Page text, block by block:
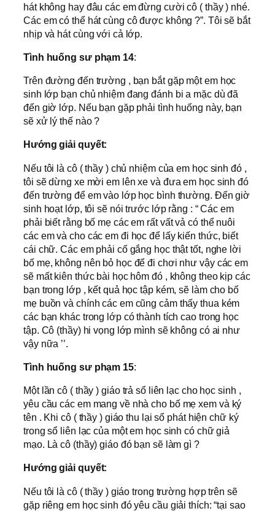
hát không hay đâu các em đừng cười cô ( thầy ) nhé.
Các em có thể hát cùng cô được không ?”. Tôi sẽ bắt
nhịp và hát cùng với cả lớp.
Tình huống sư phạm 14:
Trên đường đến trường , bạn bắt gặp một em học
sinh lớp bạn chủ nhiệm đang đánh bi a mặc dù đã
đến giờ lớp. Nếu bạn gặp phải tình huống này, bạn
sẽ xử lý thế nào ?
Hướng giải quyết:
Nếu tôi là cô ( thầy ) chủ nhiệm của em học sinh đó ,
tôi sẽ dừng xe mời em lên xe và đưa em học sinh đó
đến trường để em vào lớp học bình thường. Đến giờ
sinh hoạt lớp, tôi sẽ nói trước lớp rằng : “ Các em
phải biết rằng bố mẹ các em rất vất vả có thể nuôi
các em và cho các em đi học để lấy kiến thức, biết
cái chữ. Các em phải cố gắng học thật tốt, nghe lời
bố mẹ, không nên bỏ học để đi chơi như vậy các em
sẽ mất kiên thức bài học hôm đó , không theo kịp các
bạn trong lớp , kết quả học tập kém, sẽ làm cho bố
mẹ buồn và chính các em cũng cảm thấy thua kém
các bạn khác trong lớp có thành tích cao trong học
tập. Cô (thầy) hi vọng lớp mình sẽ không có ai như
vậy nữa ’’.
Tình huống sư phạm 15:
Một lần cô ( thầy ) giáo trả sổ liên lạc cho học sinh ,
yêu cầu các em mang về nhà cho bố mẹ xem và ký
tên . Khi cô ( thầy ) giáo thu lại sổ phát hiện chữ ký
trong sổ liên lạc của một em học sinh có chữ giả
mạo. Là cô (thầy) giáo đó bạn sẽ làm gì ?
Hướng giải quyết:
Nếu tôi là cô ( thầy ) giáo trong trường hợp trên sẽ
gặp riêng em học sinh đó yêu cầu giải thích: “tại sao